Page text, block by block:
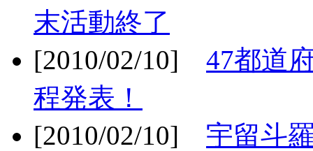
末活動終了
[2010/02/10] 47都道
程発表！
[2010/02/10] 宇留斗